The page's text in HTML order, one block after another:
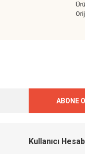
ABONE
Kullanıcı